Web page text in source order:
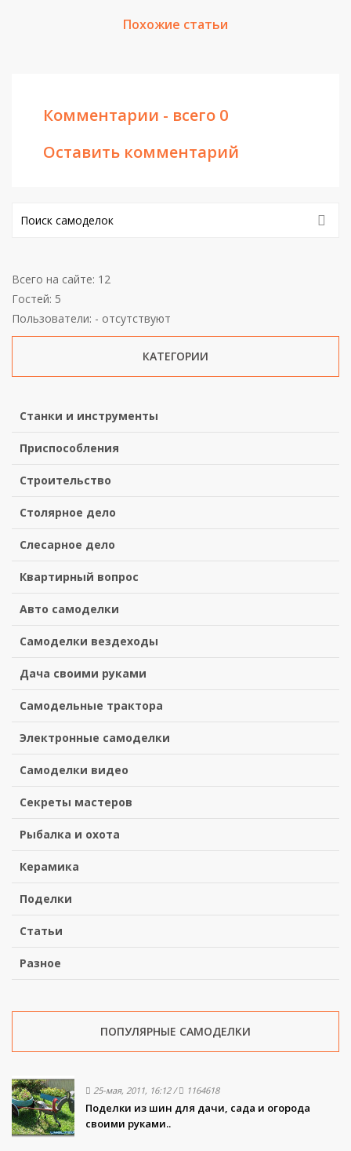
Похожие статьи
Комментарии - всего 0
Оставить комментарий
Всего на сайте: 12
Гостей: 5
Пользователи: - отсутствуют
КАТЕГОРИИ
Станки и инструменты
Приспособления
Строительство
Столярное дело
Слесарное дело
Квартирный вопрос
Авто самоделки
Самоделки вездеходы
Дача своими руками
Самодельные трактора
Электронные самоделки
Самоделки видео
Секреты мастеров
Рыбалка и охота
Керамика
Поделки
Статьи
Разное
ПОПУЛЯРНЫЕ САМОДЕЛКИ
25-мая, 2011, 16:12/ 1164618
Поделки из шин для дачи, сада и огорода
своими руками..